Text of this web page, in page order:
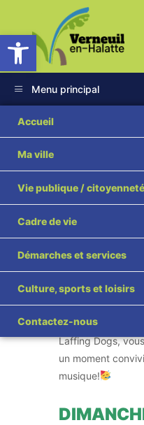
Ouvrir la barre d’outils
Menu principal
Accueil
Ma ville
Vie publique / citoyenneté
Cadre de vie
Démarches et services
Culture, sports et loisirs
Contactez-nous
FÊTE
La Mairie de
Laffing Dogs,
un moment
musique!